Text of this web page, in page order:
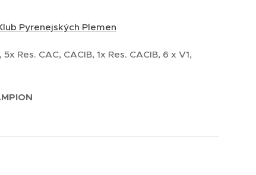
Pyrenejských Plemen
Res. CAC, CACIB, 1x Res. CACIB, 6 x V1,